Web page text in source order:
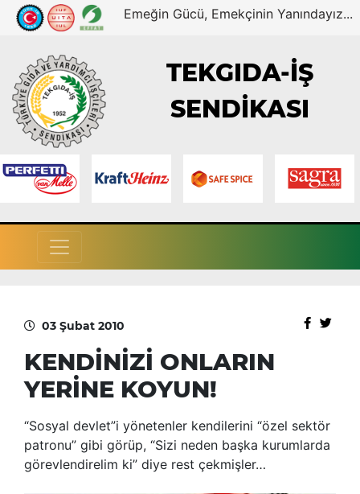
Emeğin Gücü, Emekçinin Yanındayız...
TEKGIDA-İŞ
SENDİKASI
03 Şubat 2010
KENDİNİZİ ONLARIN
YERİNE KOYUN!
“Sosyal devlet”i yönetenler kendilerini “özel sektör
patronu” gibi görüp, “Sizi neden başka kurumlarda
görevlendirelim ki” diye rest çekmişler…